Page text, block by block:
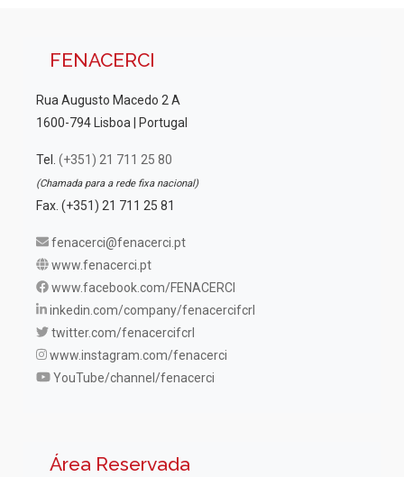
FENACERCI
Rua Augusto Macedo 2 A
1600-794 Lisboa | Portugal
Tel. (+351) 21 711 25 80
(Chamada para a rede fixa nacional)
Fax. (+351) 21 711 25 81
fenacerci@fenacerci.pt
www.fenacerci.pt
www.facebook.com/FENACERCI
inkedin.com/company/fenacercifcrl
twitter.com/fenacercifcrl
www.instagram.com/fenacerci
YouTube/channel/fenacerci
Área Reservada